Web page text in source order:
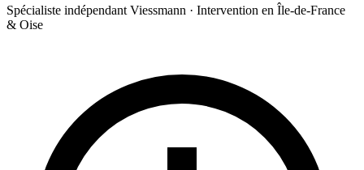
Spécialiste indépendant Viessmann · Intervention en Île-de-France
& Oise